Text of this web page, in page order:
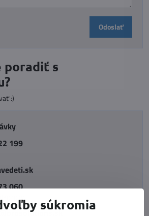
Odoslať
s
:)
199
060
súkromia